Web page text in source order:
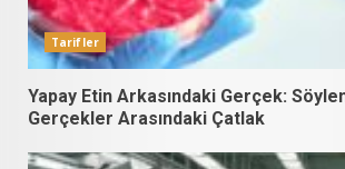
Tarifler
Yapay Etin Arkasındaki Gerçek:
Gerçekler Arasındaki Çatlak